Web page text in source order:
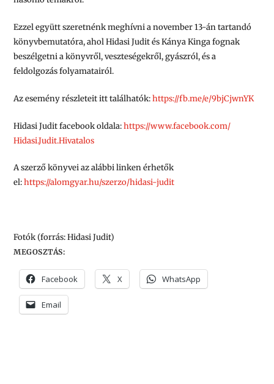
Ezzel együtt szeretnénk meghívni anovember 13-án tartandó
könyvbemutatóra, ahol Hidasi Judit és Kánya Kinga fognak
beszélgetni a könyvről, veszteségekről, gyászról, és a
feldolgozás folyamatairól.
Az esemény részleteit itt találhatók:https://fb.me/e/9bjCjwnYK
Hidasi Judit facebook oldala:https://www.facebook.com/
Hidasi.Judit.Hivatalos
A szerző könyvei az alábbi linken érhetők
el:https://alomgyar.hu/szerzo/hidasi-judit
Fotók (forrás: Hidasi Judit)
MEGOSZTÁS:
Facebook X WhatsApp
Email